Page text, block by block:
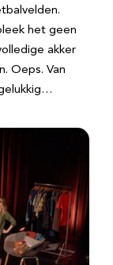
het geen
akker
Oeps. Van